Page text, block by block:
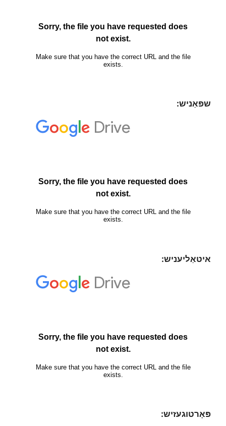
שפּאַניש:
איטאַליעניש:
פּאָרטוגעזיש: